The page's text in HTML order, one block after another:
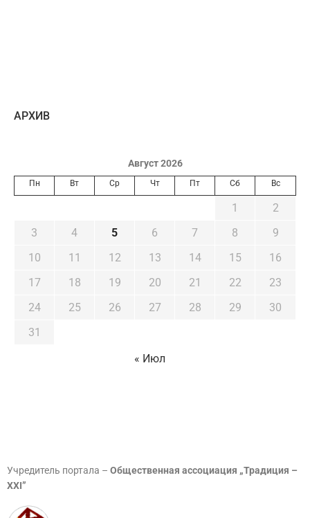
AРХИВ
Август 2026
Пн Вт Ср Чт Пт Сб Вс
1
2
3
4 5 6 7 8
9
10
11 12 13 14 15
16
17
18 19 20 21 22
23
24
25 26 27 28 29
30
31
« Июл
Учредитель портала – Общественная ассоциация „Традиция –
XXI”